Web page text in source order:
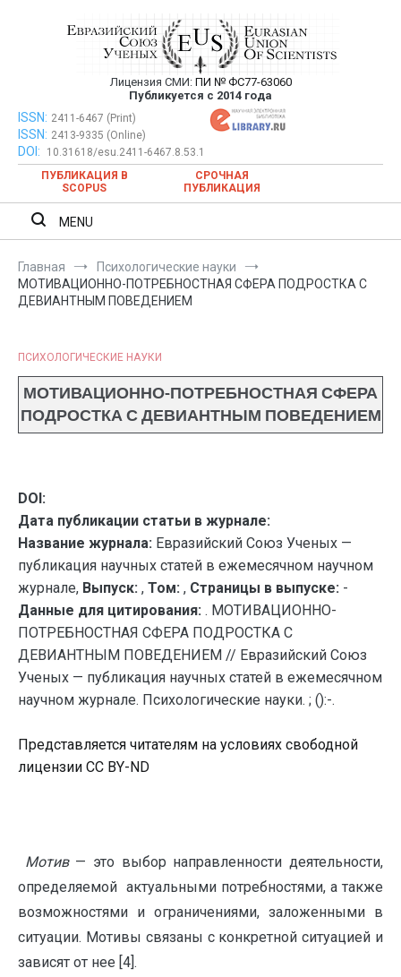
Евразийский Союз Ученых —
публикация научных статей в
ежемесячном научном журнале
Лицензия СМИ: ПИ № ФС77-63060
Публикуется с 2014 года
Евразийский Союз Ученых — публикация научных статей в
ежемесячном научном журнале
ISSN: 2411-6467 (Print)
ISSN: 2413-9335 (Online)
DOI:
10.31618/esu.2411-6467.8.53.1
ПУБЛИКАЦИЯ В
SCOPUS
СРОЧНАЯ
ПУБЛИКАЦИЯ
MENU
Главная
Психологические науки
МОТИВАЦИОННО-ПОТРЕБНОСТНАЯ СФЕРА ПОДРОСТКА С
ДЕВИАНТНЫМ ПОВЕДЕНИЕМ
ПСИХОЛОГИЧЕСКИЕ НАУКИ
МОТИВАЦИОННО-ПОТРЕБНОСТНАЯ СФЕРА
ПОДРОСТКА С ДЕВИАНТНЫМ ПОВЕДЕНИЕМ
DOI:
Дата публикации статьи в журнале:
Название журнала: Евразийский Союз Ученых —
публикация научных статей в ежемесячном научном
журнале, Выпуск: , Том: , Страницы в выпуске: -
Данные для цитирования: . МОТИВАЦИОННО-
ПОТРЕБНОСТНАЯ СФЕРА ПОДРОСТКА С
ДЕВИАНТНЫМ ПОВЕДЕНИЕМ // Евразийский Союз
Ученых — публикация научных статей в ежемесячном
научном журнале. Психологические науки. ; ():-.
Представляется читателям на условиях свободной
лицензии CC BY-ND
Мотив— это выбор направленности деятельности,
определяемой актуальными потребностями, а также
возможностями и ограничениями, заложенными в
ситуации. Мотивы связаны с конкретной ситуацией и
зависят от нее [4].